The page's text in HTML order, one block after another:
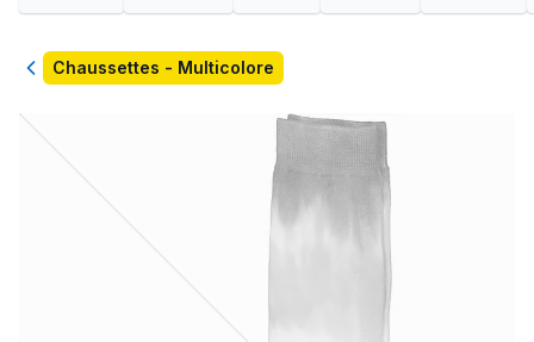
RetourChaussettes - Multicolore